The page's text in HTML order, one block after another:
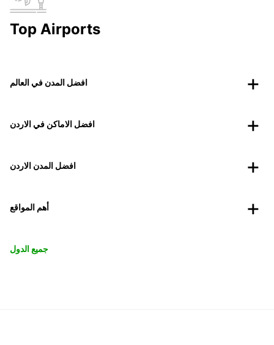
Top Airports
افضل المدن في العالم
افضل الاماكن في الاردن
افضل المدن الاردن
أهم المواقع
جميع الدول